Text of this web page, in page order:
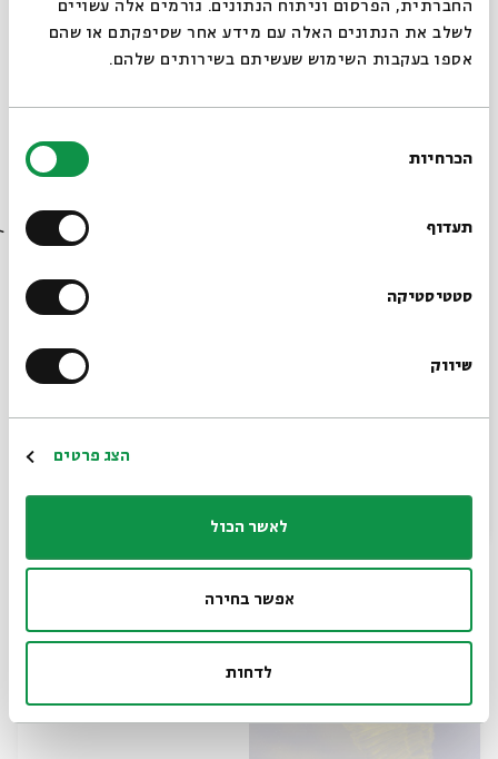
החברתית, הפרסום וניתוח הנתונים. גורמים אלה עשויים
לשלב את הנתונים האלה עם מידע אחר שסיפקתם או שהם
אספו בעקבות השימוש שעשיתם בשירותים שלהם.
הסכמה
הכרחיות
תעדוף
סטטיסטיקה
שיווק
הצג פרטים
לאשר הכול
אפשר בחירה
לדחות
לחידת מורה הנבוכים - מפגש מס' 6
zoom
12.12
א' | 09:00
מתוך:לחידת מורה הנבוכים
ה' | 09:00